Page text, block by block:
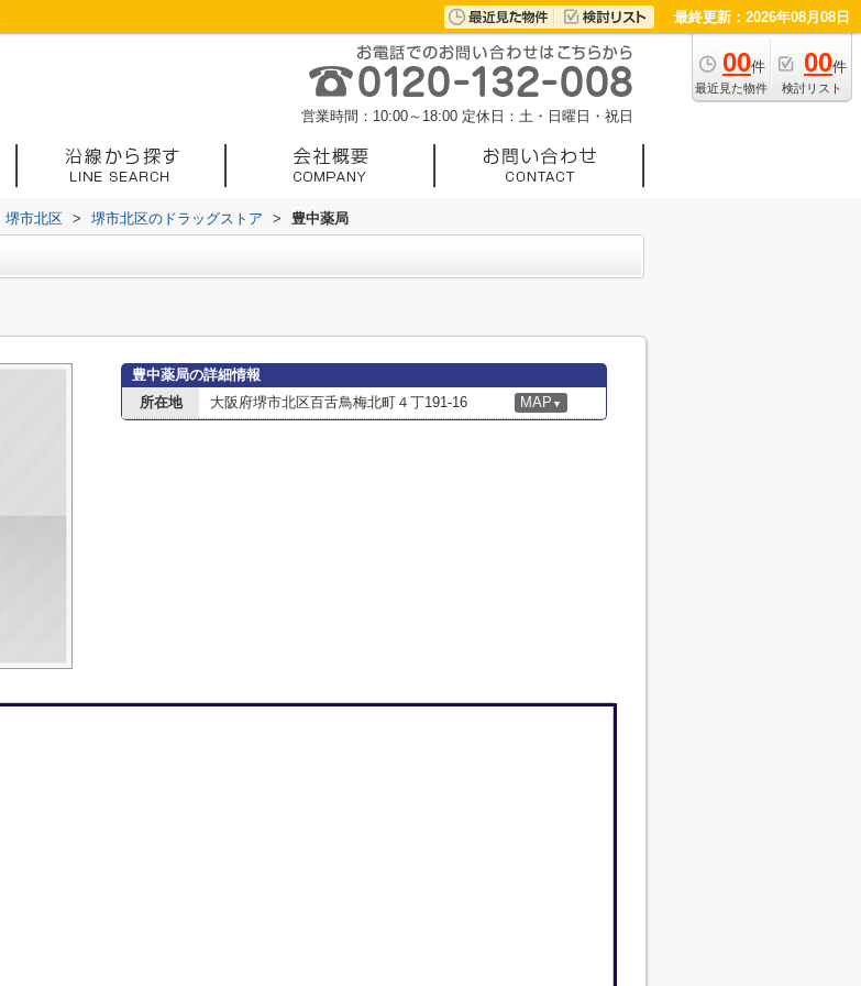
最終更新：2026年08月08日
00件
最近見た物件
00件
検討リスト
営業時間：10:00～18:00 定休日：土・日曜日・祝日
堺市北区 > 堺市北区のドラッグストア > 豊中薬局
豊中薬局の詳細情報
所在地
大阪府堺市北区百舌鳥梅北町４丁191-16 MAP ▼